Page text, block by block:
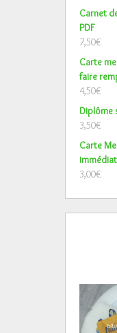
Carnet
PDF
7,50€
Carte
faire
4,50€
Diplôme
3,50€
Carte
3,00€